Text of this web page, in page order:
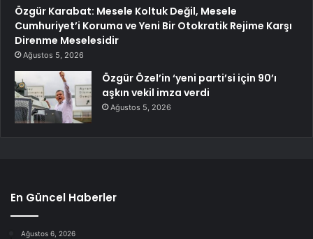
Özgür Karabat: Mesele Koltuk Değil, Mesele
Cumhuriyet’i Koruma ve Yeni Bir Otokratik Rejime Karşı
Direnme Meselesidir
Ağustos 5, 2026
Özgür Özel’in ‘yeni parti’si için 90’ı
aşkın vekil imza verdi
Ağustos 5, 2026
En Güncel Haberler
Ağustos 6, 2026